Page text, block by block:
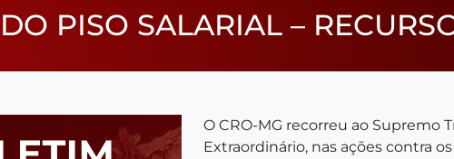
PISO SALARIAL –
O CRO-MG recorreu ao Supremo
Extraordinário, nas ações contra